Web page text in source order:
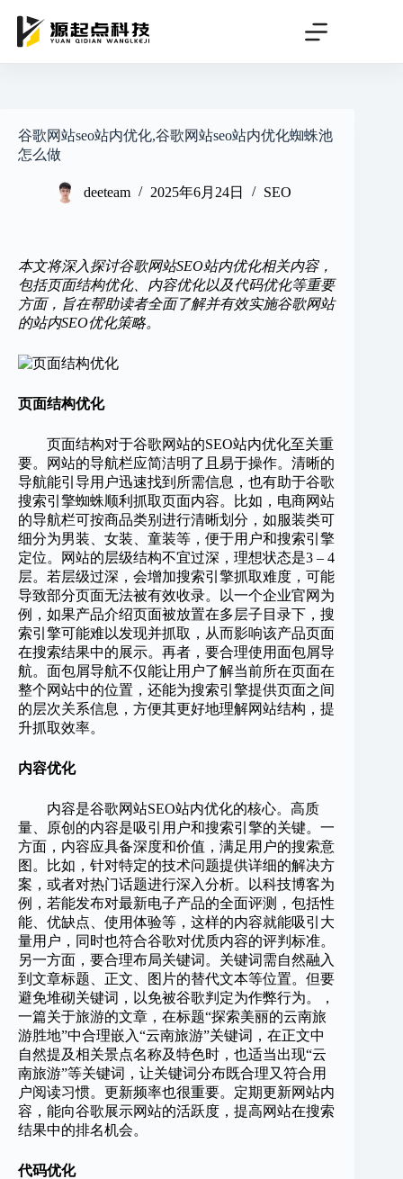
容
谷歌网站seo站内优化,谷歌网站seo站内优化蜘蛛池
怎么做
deeteam 2025年6月24日 SEO
本文将深入探讨谷歌网站SEO站内优化相关内容，
包括页面结构优化、内容优化以及代码优化等重要
方面，旨在帮助读者全面了解并有效实施谷歌网站
的站内SEO优化策略。
页面结构优化
页面结构对于谷歌网站的SEO站内优化至关重
要。网站的导航栏应简洁明了且易于操作。清晰的
导航能引导用户迅速找到所需信息，也有助于谷歌
搜索引擎蜘蛛顺利抓取页面内容。比如，电商网站
的导航栏可按商品类别进行清晰划分，如服装类可
细分为男装、女装、童装等，便于用户和搜索引擎
定位。网站的层级结构不宜过深，理想状态是3 – 4
层。若层级过深，会增加搜索引擎抓取难度，可能
导致部分页面无法被有效收录。以一个企业官网为
例，如果产品介绍页面被放置在多层子目录下，搜
索引擎可能难以发现并抓取，从而影响该产品页面
在搜索结果中的展示。再者，要合理使用面包屑导
航。面包屑导航不仅能让用户了解当前所在页面在
整个网站中的位置，还能为搜索引擎提供页面之间
的层次关系信息，方便其更好地理解网站结构，提
升抓取效率。
内容优化
内容是谷歌网站SEO站内优化的核心。高质
量、原创的内容是吸引用户和搜索引擎的关键。一
方面，内容应具备深度和价值，满足用户的搜索意
图。比如，针对特定的技术问题提供详细的解决方
案，或者对热门话题进行深入分析。以科技博客为
例，若能发布对最新电子产品的全面评测，包括性
能、优缺点、使用体验等，这样的内容就能吸引大
量用户，同时也符合谷歌对优质内容的评判标准。
另一方面，要合理布局关键词。关键词需自然融入
到文章标题、正文、图片的替代文本等位置。但要
避免堆砌关键词，以免被谷歌判定为作弊行为。，
一篇关于旅游的文章，在标题“探索美丽的云南旅
游胜地”中合理嵌入“云南旅游”关键词，在正文中
自然提及相关景点名称及特色时，也适当出现“云
南旅游”等关键词，让关键词分布既合理又符合用
户阅读习惯。更新频率也很重要。定期更新网站内
容，能向谷歌展示网站的活跃度，提高网站在搜索
结果中的排名机会。
代码优化